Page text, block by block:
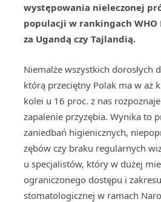
występowania nieleczonej
populacji w rankingach WHO
za Ugandą czy Tajlandią.
Niemalże wszystkich dorosłych
którą przeciętny Polak ma w aż
kolei u 16 proc. z nas
zapalenie przyzębia. Wynika to
zaniedbań higienicznych,
zębów czy braku regularnych
u specjalistów, który w dużej
ograniczonego dostępu i
stomatologicznej w ramach